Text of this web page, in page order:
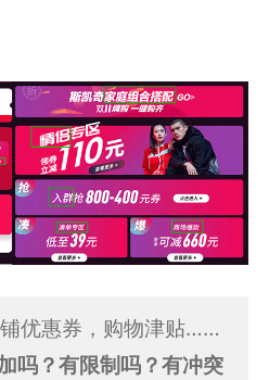
优惠券，购物津贴……
吗？有限制吗？有冲突